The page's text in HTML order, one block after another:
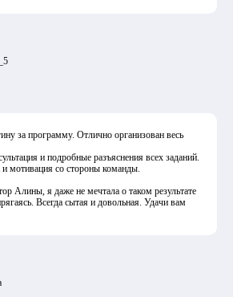
за программу. Отлично организован весь
и подробные разъяснения всех заданий.
мотивация со стороны команды.
Алины, я даже не мечтала о таком результате
Всегда сытая и довольная. Удачи вам